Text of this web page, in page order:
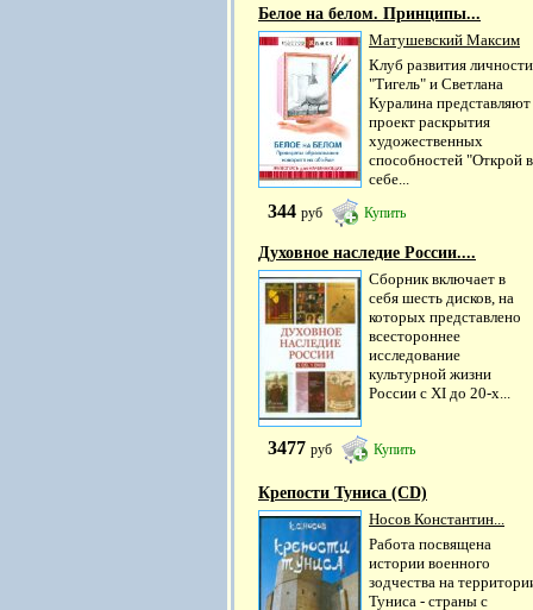
Белое на белом. Принципы...
Матушевский Максим
Клуб развития личности
"Тигель" и Светлана
Куралина представляют
проект раскрытия
художественных
способностей "Открой в
себе...
344 руб Купить
Духовное наследие России....
Сборник включает в
себя шесть дисков, на
которых представлено
всестороннее
исследование
культурной жизни
России с XI до 20-х...
3477 руб Купить
Крепости Туниса (CD)
Носов Константин...
Работа посвящена
истории военного
зодчества на
Туниса - страны с